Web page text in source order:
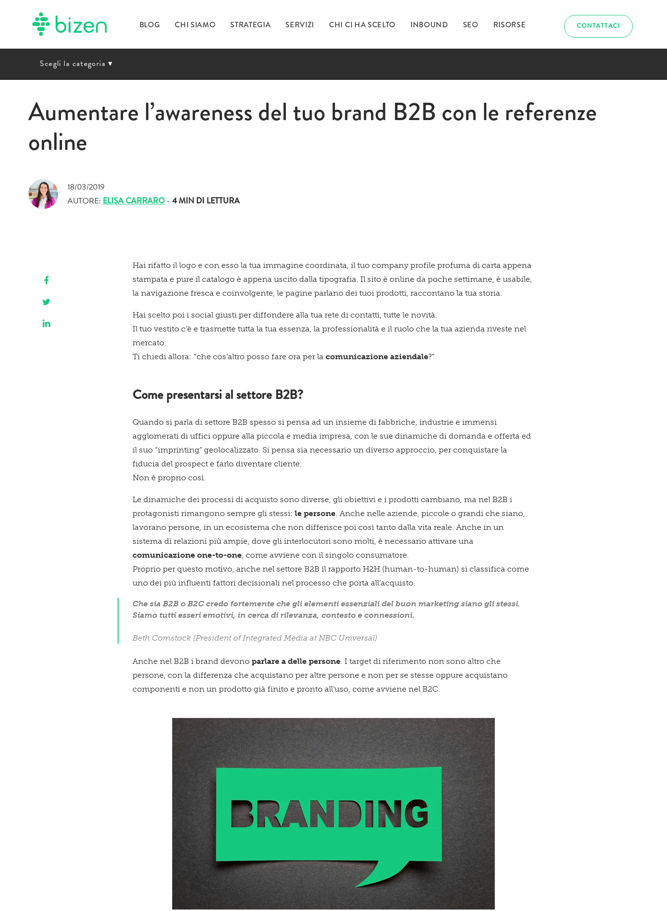
BLOG CHI SIAMO STRATEGIA SERVIZI CHI CI HA SCELTO INBOUND SEO RISORSE CONTATTACI
Ti abbiamo
Questo
spazio è per
te!
Acconsento a ricevere comunicazioni su novità, eventi e servizi
Confermo di aver preso visione dell'Informativa sul trattamento dei dati
Scegli la categoria ▾
Aumentare l’awareness del tuo brand B2B con le referenze
online
18/03/2019
AUTORE: ELISA CARRARO - 4 MIN DI LETTURA
Hai rifatto il logo e con esso la tua immagine coordinata, il tuo company profile profuma di carta appena
stampata e pure il catalogo è appena uscito dalla tipografia. Il sito è online da poche settimane, è usabile,
la navigazione fresca e coinvolgente, le pagine parlano dei tuoi prodotti, raccontano la tua storia.
Hai scelto poi i social giusti per diffondere alla tua rete di contatti, tutte le novità.
Il tuo vestito c’è e trasmette tutta la tua essenza, la professionalità e il ruolo che la tua azienda riveste nel
mercato.
Ti chiedi allora: “che cos’altro posso fare ora per lacomunicazione aziendale?”
Come presentarsi al settore B2B?
Quando si parla di settore B2B spesso si pensa ad un insieme di fabbriche, industrie e immensi
agglomerati di uffici oppure alla piccola e media impresa, con le sue dinamiche di domanda e offerta ed
il suo “imprinting” geolocalizzato. Si pensa sia necessario un diverso approccio, per conquistare la
fiducia del prospect e farlo diventare cliente.
Non è proprio così.
Le dinamiche dei processi di acquisto sono diverse, gli obiettivi e i prodotti cambiano, ma nel B2B i
protagonisti rimangono sempre gli stessi:le persone. Anche nelle aziende, piccole o grandi che siano,
lavorano persone, in un ecosistema che non differisce poi così tanto dalla vita reale. Anche in un
sistema di relazioni più ampie, dove gli interlocutori sono molti, è necessario attivare una
comunicazione one-to-one, come avviene con il singolo consumatore.
Proprio per questo motivo, anche nel settore B2B il rapporto H2H (human-to-human) si classifica come
uno dei più influenti fattori decisionali nel processo che porta all’acquisto.
Che sia B2B o B2C credo fortemente che gli elementi essenziali del buon marketing siano gli stessi.
Siamo tutti esseri emotivi, in cerca di rilevanza, contesto e connessioni.
Beth Comstock (President of Integrated Media at NBC Universal)
Anche nel B2B i brand devonoparlare a delle persone. I target di riferimento non sono altro che
persone, con la differenza che acquistano per altre persone e non per se stesse oppure acquistano
componenti e non un prodotto già finito e pronto all’uso, come avviene nel B2C.